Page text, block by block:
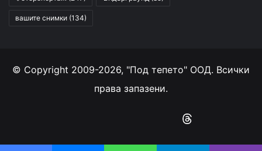
вашите снимки (134)
© Copyright 2009-2026, "Под тепето" ООД. Всички
права запазени.
Instagram
RSS